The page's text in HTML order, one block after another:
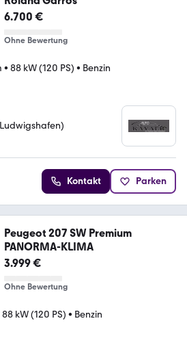
6.700 €
Ohne Bewertung
• 88 kW (120 PS) • Benzin
Kontakt Parken
Peugeot 207 SW Premium
PANORMA-KLIMA
3.999 €
Ohne Bewertung
88 kW (120 PS) • Benzin